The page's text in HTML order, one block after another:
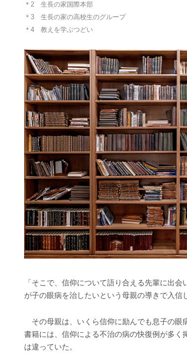
＊2 生長の家国際本部
＊3 生長の家の高校生のグループ
＊4 教えを学ぶつどい
「そこで、信仰について語り合える先輩に出
が子の眼病を治したいという母親の導きで入信
その母親は、いくら信仰に励んでも息子の眼
書籍には、信仰による不治の病の快復例が多
は違っていた。